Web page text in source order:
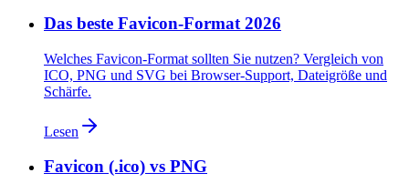
Das beste Favicon-Format 2026
Welches Favicon-Format sollten Sie nutzen? Vergleich von
ICO, PNG und SVG bei Browser-Support, Dateigröße und
Schärfe.
Lesen
Favicon (.ico) vs PNG